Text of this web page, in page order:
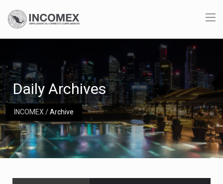
INCOMEX/Archive
Daily Archives